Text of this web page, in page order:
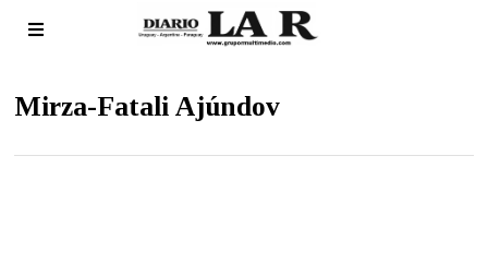
Mirza-Fatali Ajúndov